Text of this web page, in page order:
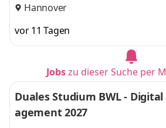
Hannover
vor 11 Tagen
Jobszu dieser Suche per
Duales Studium BWL -
agement 2027